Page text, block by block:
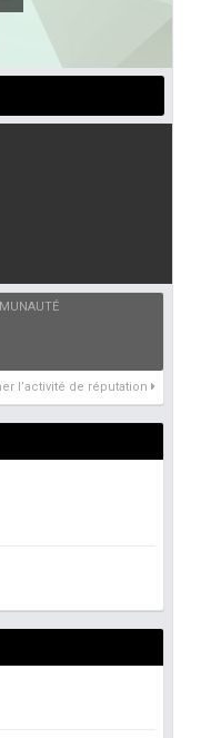
l’activité de réputation